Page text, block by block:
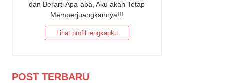
dan Berarti Apa-apa, Aku akan Tetap
Memperjuangkannya!!!
Lihat profil lengkapku
POST TERBARU